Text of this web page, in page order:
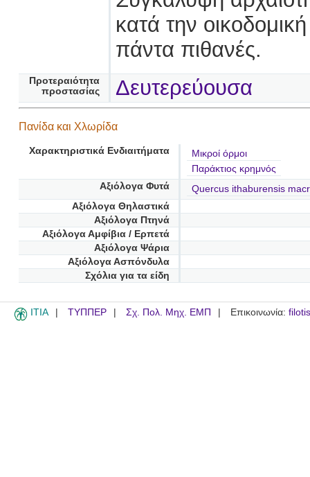
κατά την
πάντα πιθανές.
Προτεραιότητα
προστασίας
Δευτερεύουσα
Πανίδα και Χλωρίδα
Χαρακτηριστικά Ενδιαιτήματα
Μικροί όρμοι
Παράκτιος κρημνός
Αξιόλογα Φυτά
Quercus ithaburensis
Αξιόλογα Θηλαστικά
Αξιόλογα Πτηνά
Αξιόλογα Αμφίβια / Ερπετά
Αξιόλογα Ψάρια
Αξιόλογα Ασπόνδυλα
Σχόλια για τα είδη
ITIA ΤΥΠΠΕΡ Σχ. Πολ. Μηχ. ΕΜΠ Επικοινωνία: